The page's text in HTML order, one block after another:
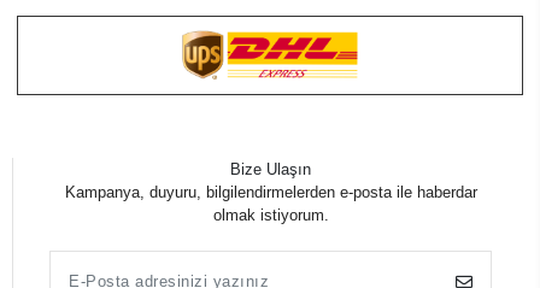
Bize Ulaşın
Kampanya, duyuru, bilgilendirmelerden e-posta ile haberdar
olmak istiyorum.